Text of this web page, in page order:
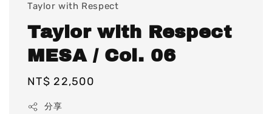
Taylor with Respect
Taylor with Respect
MESA / Col. 06
Regular
NT$ 22,500
分享